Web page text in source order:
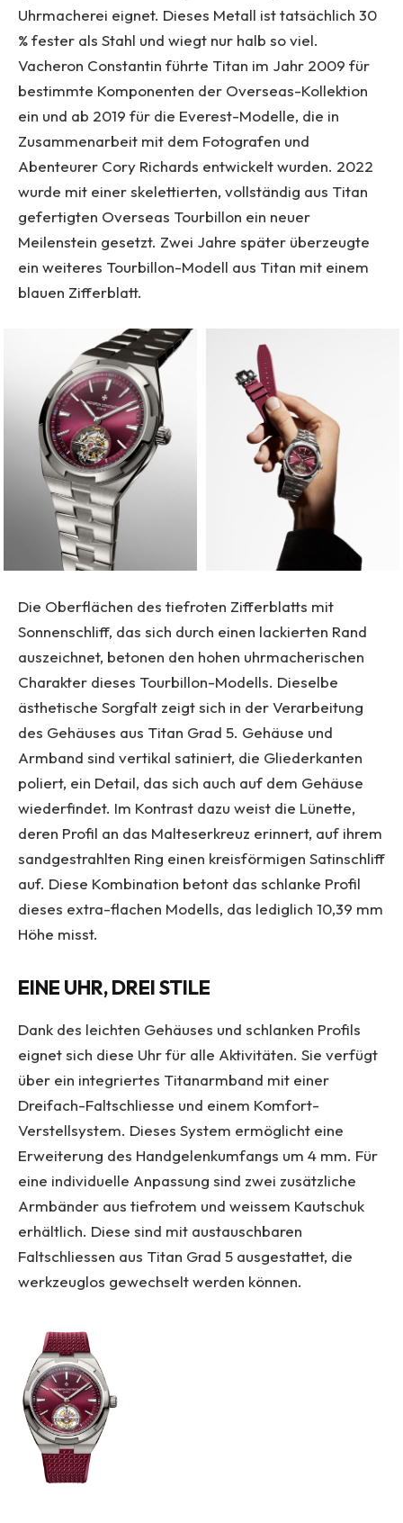
Uhrmacherei eignet. Dieses Metall ist tatsächlich 30
% fester als Stahl und wiegt nur halb so viel.
Vacheron Constantin führte Titan im Jahr 2009 für
bestimmte Komponenten der Overseas-Kollektion
ein und ab 2019 für die Everest-Modelle, die in
Zusammenarbeit mit dem Fotografen und
Abenteurer Cory Richards entwickelt wurden. 2022
wurde mit einer skelettierten, vollständig aus Titan
gefertigten Overseas Tourbillon ein neuer
Meilenstein gesetzt. Zwei Jahre später überzeugte
ein weiteres Tourbillon-Modell aus Titan mit einem
blauen Zifferblatt.
Die Oberflächen des tiefroten Zifferblatts mit
Sonnenschliff, das sich durch einen lackierten Rand
auszeichnet, betonen den hohen uhrmacherischen
Charakter dieses Tourbillon-Modells. Dieselbe
ästhetische Sorgfalt zeigt sich in der Verarbeitung
des Gehäuses aus Titan Grad 5. Gehäuse und
Armband sind vertikal satiniert, die Gliederkanten
poliert, ein Detail, das sich auch auf dem Gehäuse
wiederfindet. Im Kontrast dazu weist die Lünette,
deren Profil an das Malteserkreuz erinnert, auf ihrem
sandgestrahlten Ring einen kreisförmigen Satinschliff
auf. Diese Kombination betont das schlanke Profil
dieses extra-flachen Modells, das lediglich 10,39 mm
Höhe misst.
EINE UHR, DREI STILE
Dank des leichten Gehäuses und schlanken Profils
eignet sich diese Uhr für alle Aktivitäten. Sie verfügt
über ein integriertes Titanarmband mit einer
Dreifach-Faltschliesse und einem Komfort-
Verstellsystem. Dieses System ermöglicht eine
Erweiterung des Handgelenkumfangs um 4 mm. Für
eine individuelle Anpassung sind zwei zusätzliche
Armbänder aus tiefrotem und weissem Kautschuk
erhältlich. Diese sind mit austauschbaren
Faltschliessen aus Titan Grad 5 ausgestattet, die
werkzeuglos gewechselt werden können.